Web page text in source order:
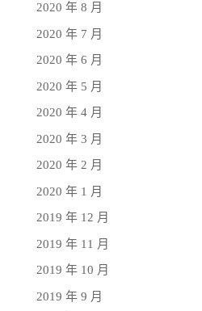
2020 年 8 月
2020 年 7 月
2020 年 6 月
2020 年 5 月
2020 年 4 月
2020 年 3 月
2020 年 2 月
2020 年 1 月
2019 年 12 月
2019 年 11 月
2019 年 10 月
2019 年 9 月